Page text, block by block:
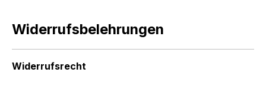
Widerrufsbelehrungen
Widerrufsrecht